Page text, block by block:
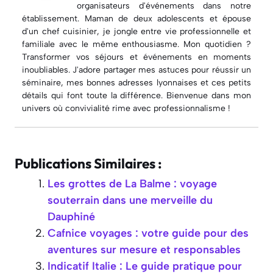
organisateurs d'événements dans notre
établissement. Maman de deux adolescents et épouse
d'un chef cuisinier, je jongle entre vie professionnelle et
familiale avec le même enthousiasme. Mon quotidien ?
Transformer vos séjours et événements en moments
inoubliables. J'adore partager mes astuces pour réussir un
séminaire, mes bonnes adresses lyonnaises et ces petits
détails qui font toute la différence. Bienvenue dans mon
univers où convivialité rime avec professionnalisme !
Publications Similaires :
Les grottes de La Balme : voyage
souterrain dans une merveille du
Dauphiné
Cafnice voyages : votre guide pour des
aventures sur mesure et responsables
Indicatif Italie : Le guide pratique pour